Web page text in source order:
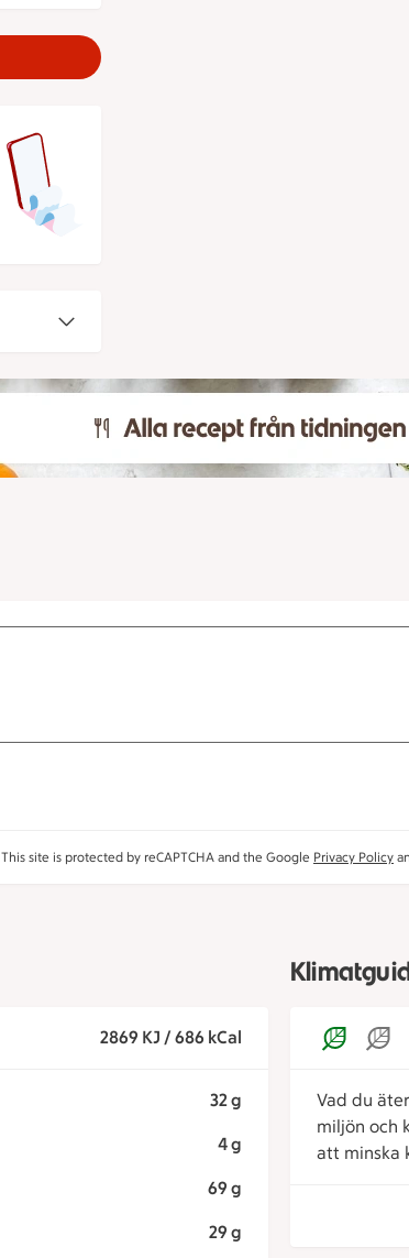
This site is protected by reCAPTCHA and the Google Privacy Policy
2869 KJ / 686 kCal
32 g
4 g
69 g
29 g
Vad du
miljön och
att minska